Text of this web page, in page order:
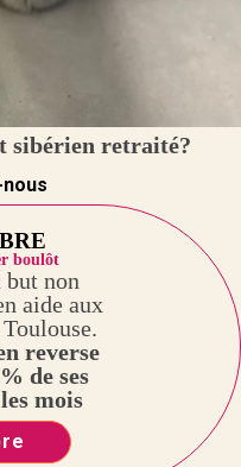
sibérien retraité?
boulôt
but non
aide aux
reverse
de ses
mois